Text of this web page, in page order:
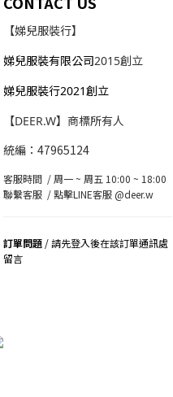
【娣兒服裝行】
娣兒服裝有限公司2015創立
娣兒服裝行2021創立
【DEER.W】商標所有人
統編：47965124
客服時間 / 周一 ~ 周五 10:00 ~ 18:00
聯繫客服 /點擊LINE客服 @deer.w
訂單問題 / 請先登入後在該訂單通訊處
留言